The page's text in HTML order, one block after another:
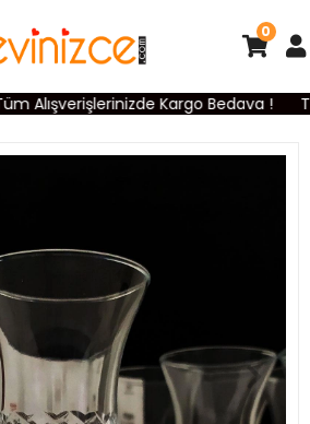
Alışverişlerinizde Kargo Bedava !
0